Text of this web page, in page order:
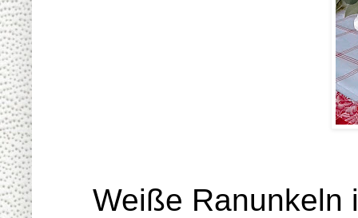
Weiße Ranunkeln